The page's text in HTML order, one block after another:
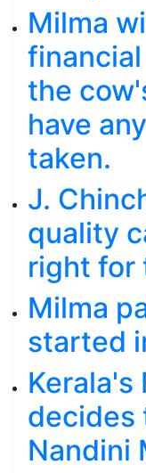
Milma
the
have
taken.
J.
quality
right for
Milma
started
decides
Nandini